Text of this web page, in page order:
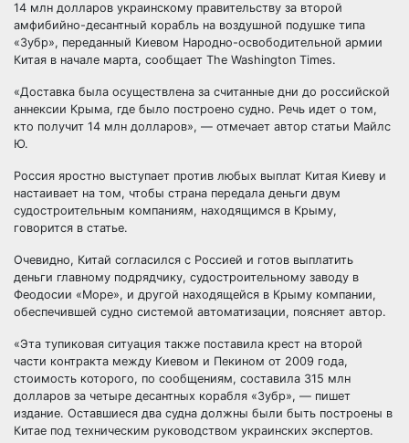
14 млн долларов украинскому правительству за второй
амфибийно-десантный корабль на воздушной подушке типа
«Зубр», переданный Киевом Народно-освободительной армии
Китая в начале марта, сообщает The Washington Times.
«Доставка была осуществлена за считанные дни до российской
аннексии Крыма, где было построено судно. Речь идет о том,
кто получит 14 млн долларов», — отмечает автор статьи Майлс
Ю.
Россия яростно выступает против любых выплат Китая Киеву и
настаивает на том, чтобы страна передала деньги двум
судостроительным компаниям, находящимся в Крыму,
говорится в статье.
Очевидно, Китай согласился с Россией и готов выплатить
деньги главному подрядчику, судостроительному заводу в
Феодосии «Море», и другой находящейся в Крыму компании,
обеспечившей судно системой автоматизации, поясняет автор.
«Эта тупиковая ситуация также поставила крест на второй
части контракта между Киевом и Пекином от 2009 года,
стоимость которого, по сообщениям, составила 315 млн
долларов за четыре десантных корабля «Зубр», — пишет
издание. Оставшиеся два судна должны были быть построены в
Китае под техническим руководством украинских экспертов.